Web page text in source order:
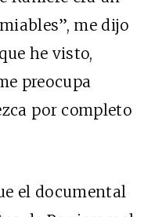
me dijo
he visto,
preocupa
por completo
el documental